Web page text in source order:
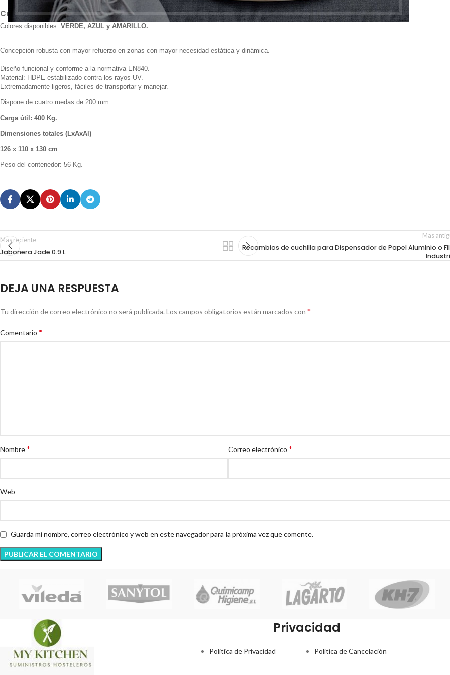
Capacidad 1000 L.
Colores disponibles: VERDE, AZUL y AMARILLO.
Concepción robusta con mayor refuerzo en zonas con mayor necesidad estática y dinámica.
Diseño funcional y conforme a la normativa EN840.
Material: HDPE estabilizado contra los rayos UV.
Extremadamente ligeros, fáciles de transportar y manejar.
Dispone de cuatro ruedas de 200 mm.
Carga útil: 400 Kg.
Dimensiones totales (LxAxAl)
126 x 110 x 130 cm
Peso del contenedor: 56 Kg.
Mas reciente
Jabonera Jade 0.9 L.
Mas
Recambios de cuchilla para Dispensador de Papel Aluminio o
DEJA UNA RESPUESTA
Tu dirección de correo electrónico no será publicada. Los campos obligatorios están marcados con *
Comentario *
Nombre* Correo electrónico*
Web
Guarda mi nombre, correo electrónico y web en este navegador para la próxima vez que comente.
Privacidad
Politica de Privacidad Política de Cancelación